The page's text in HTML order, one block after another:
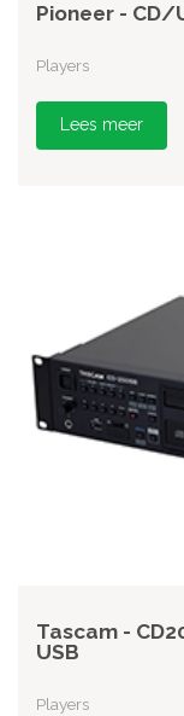
Pioneer - CD/
Players
Lees meer
Tascam -
USB
Players